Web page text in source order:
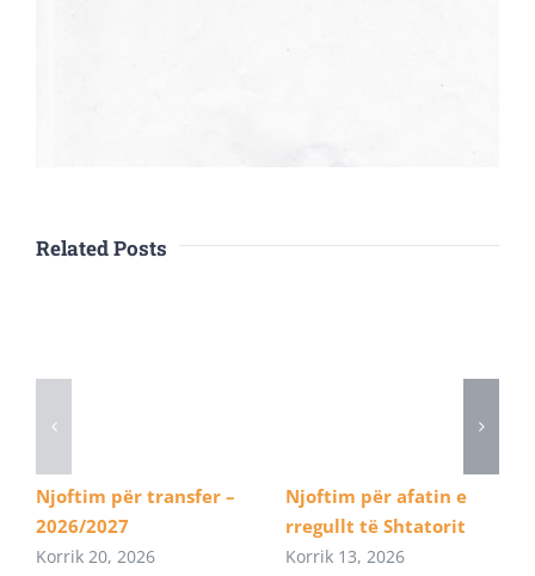
Related Posts
Njoftim për transfer –
2026/2027
Korrik 20, 2026
Njoftim për afatin e
rregullt të Shtatorit
Korrik 13, 2026